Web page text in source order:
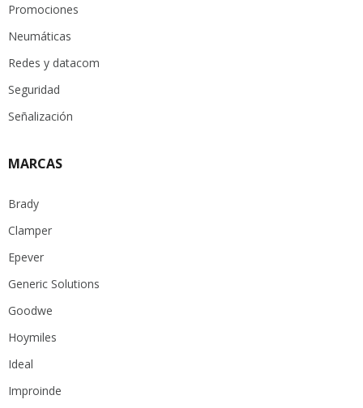
Promociones
Neumáticas
Redes y datacom
Seguridad
Señalización
MARCAS
Brady
Clamper
Epever
Generic Solutions
Goodwe
Hoymiles
Ideal
Improinde